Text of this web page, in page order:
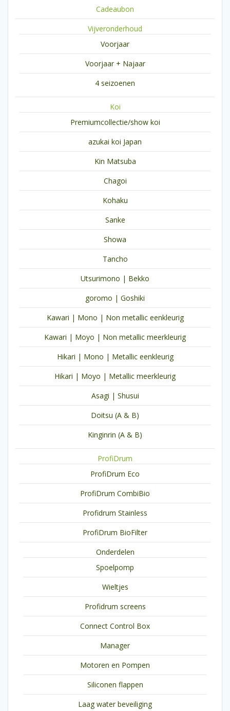
Cadeaubon
Vijveronderhoud
Voorjaar
Voorjaar + Najaar
4 seizoenen
Koi
Premiumcollectie/show koi
azukai koi Japan
Kin Matsuba
Chagoi
Kohaku
Sanke
Showa
Tancho
Utsurimono | Bekko
goromo | Goshiki
Kawari | Mono | Non metallic eenkleurig
Kawari | Moyo | Non metallic meerkleurig
Hikari | Mono | Metallic eenkleurig
Hikari | Moyo | Metallic meerkleurig
Asagi | Shusui
Doitsu (A & B)
Kinginrin (A & B)
ProfiDrum
ProfiDrum Eco
ProfiDrum CombiBio
Profidrum Stainless
ProfiDrum BioFilter
Onderdelen
Spoelpomp
Wieltjes
Profidrum screens
Connect Control Box
Manager
Motoren en Pompen
Siliconen flappen
Laag water beveiliging